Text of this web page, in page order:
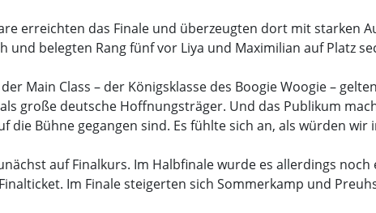
erreichten das Finale und überzeugten dort mit starken
belegten Rang fünf vor Liya und Maximilian auf Platz
Main Class – der Königsklasse des Boogie Woogie –
große deutsche Hoffnungsträger. Und das Publikum
die Bühne gegangen sind. Es fühlte sich an, als würden wir
auf Finalkurs. Im Halbfinale wurde es allerdings
Im Finale steigerten sich Sommerkamp und